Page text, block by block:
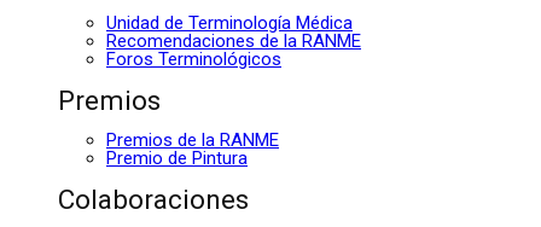
Unidad de Terminología Médica
Recomendaciones de la RANME
Foros Terminológicos
Premios
Premios de la RANME
Premio de Pintura
Colaboraciones